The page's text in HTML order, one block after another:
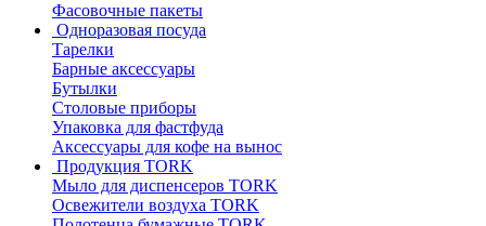
Фасовочные пакеты
Одноразовая посуда
Тарелки
Барные аксессуары
Бутылки
Столовые приборы
Упаковка для фастфуда
Аксессуары для кофе на вынос
Продукция TORK
Мыло для диспенсеров TORK
Освежители воздуха TORK